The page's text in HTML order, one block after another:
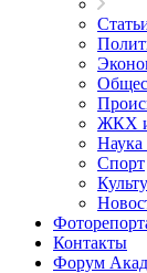
ЖКХ и
Наука
Спорт
Контакты
Форум